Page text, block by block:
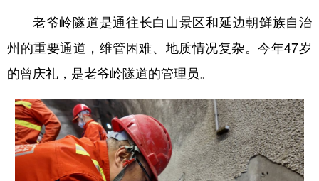
地方频道
北京 天津 河北
辽宁 吉林 上海 江苏
浙江 安徽 福建 江西
河南 湖北 湖南
老爷岭隧道是通往长白山景区和延边朝鲜族自治
州的重要通道，维管困难、地质情况复杂。今年47岁
的曾庆礼，是老爷岭隧道的管理员。